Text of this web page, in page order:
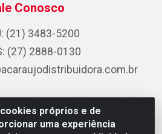
próprios e de
uma experiência
Conosco
(21) 3483-5200
(27) 2888-0130
- Rua Carneiro de Campos, 42 -
Janeiro/RJ - CEP 20.920-410 -